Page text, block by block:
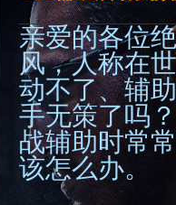
亲爱的各位
风，人称在
动不了、辅
手无策了吗
战辅助时常
该怎么办。